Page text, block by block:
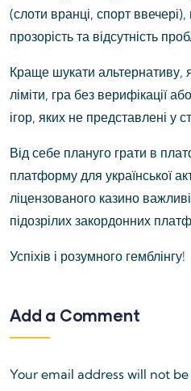
(слоти вранці, спорт
прозорість та відсутність
Краще шукати альтернативу,
ліміти, гра без верифікації
ігор, яких не представлені у
Від себе плануго грати в
платформу для української
ліцензованого казино
підозрілих закордонних
Успіхів і розумного гемблінгу!
Add a Comment
Your email address will not